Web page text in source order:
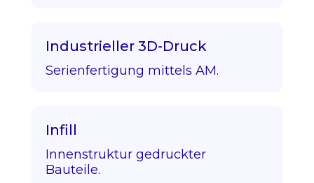
Industrieller 3D-Druck
Serienfertigung mittels AM.
Infill
Innenstruktur gedruckter
Bauteile.